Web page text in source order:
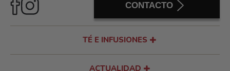
CONTACTO
TÉ E INFUSIONES
ACTUALIDAD